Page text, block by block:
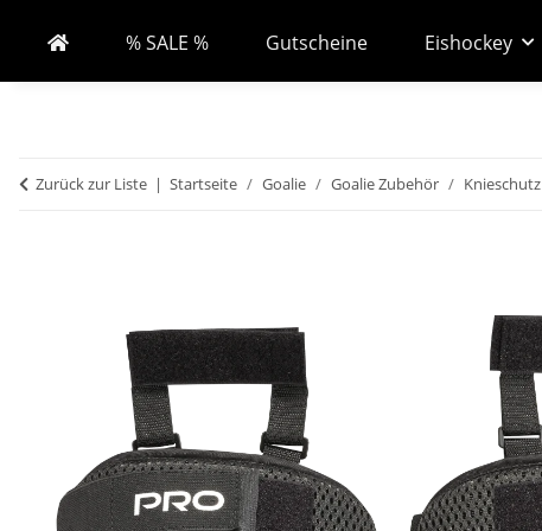
% SALE % Gutscheine Eishockey
Zurück zur Liste Startseite Goalie Goalie Zubehör Knieschutz